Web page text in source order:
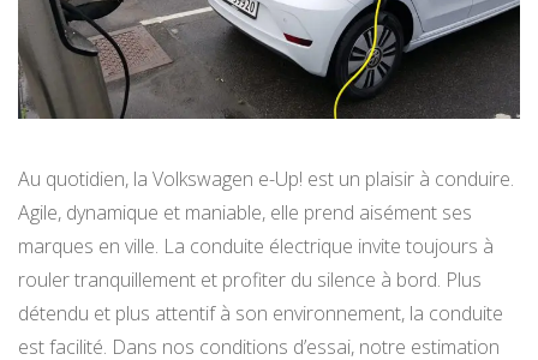
Au quotidien, la Volkswagen e-Up! est un plaisir à conduire.
Agile, dynamique et maniable, elle prend aisément ses
marques en ville. La conduite électrique invite toujours à
rouler tranquillement et profiter du silence à bord. Plus
détendu et plus attentif à son environnement, la conduite
est facilité. Dans nos conditions d’essai, notre estimation